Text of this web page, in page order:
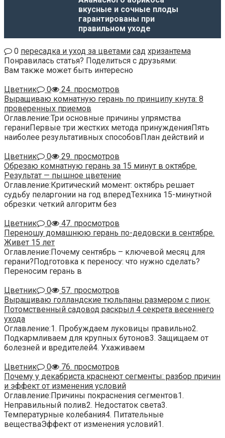
вкусные и сочные плоды
гарантированы при
правильном уходе
0 пересадка и уход за цветами сад хризантема
Понравилась статья? Поделиться с друзьями:
Вам также может быть интересно
Цветник
0
24. просмотров
Выращиваю комнатную герань по принципу кнута: 8
проверенных приемов
Оглавление:Три основные причины упрямства
гераниПервые три жестких метода принужденияПять
наиболее результативных способовПлан действий и
Цветник
0
29. просмотров
Обрезаю комнатную герань за 15 минут в октябре.
Результат — пышное цветение
Оглавление:Критический момент: октябрь решает
судьбу пеларгонии на год впередТехника 15-минутной
обрезки: четкий алгоритм без
Цветник
0
47. просмотров
Переношу домашнюю герань по-дедовски в сентябре.
Живет 15 лет
Оглавление:Почему сентябрь – ключевой месяц для
герани?Подготовка к переносу: что нужно сделать?
Переносим герань в
Цветник
0
57. просмотров
Выращиваю голландские тюльпаны размером с пион:
Потомственный садовод раскрыл 4 секрета весеннего
ухода
Оглавление:1. Пробуждаем луковицы правильно2.
Подкармливаем для крупных бутонов3. Защищаем от
болезней и вредителей4. Ухаживаем
Цветник
0
76. просмотров
Почему у декабриста краснеют сегменты: разбор причин
и эффект от изменения условий
Оглавление:Причины покраснения сегментов1.
Неправильный полив2. Недостаток света3.
Температурные колебания4. Питательные
веществаЭффект от изменения условий1.